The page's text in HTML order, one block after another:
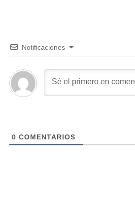
Notificaciones
0 COMENTARIOS